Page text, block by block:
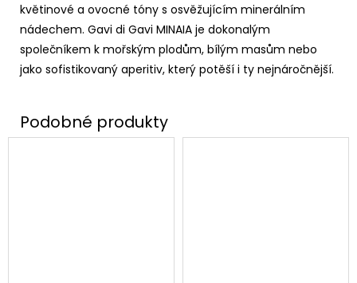
květinové a ovocné tóny s osvěžujícím minerálním
nádechem. Gavi di Gavi MINAIA je dokonalým
společníkem k mořským plodům, bílým masům nebo
jako sofistikovaný aperitiv, který potěší i ty nejnáročnější.